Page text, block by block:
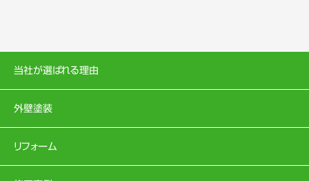
当社が選ばれる理由
外壁塗装
リフォーム